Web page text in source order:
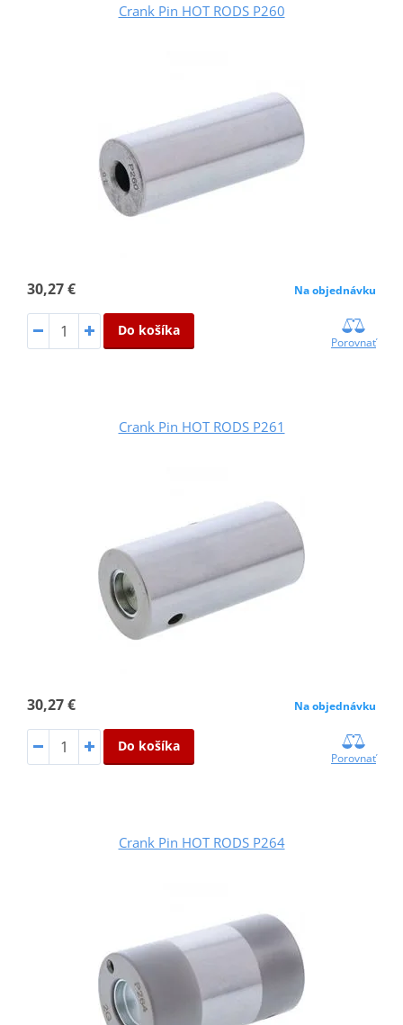
Crank Pin HOT RODS P260
30,27 € Na objednávku
Do košíka
Porovnať
Crank Pin HOT RODS P261
30,27 € Na objednávku
Do košíka
Porovnať
Crank Pin HOT RODS P264